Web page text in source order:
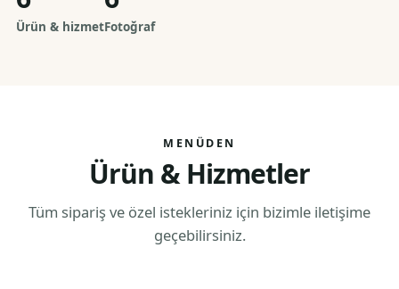
Ürün & hizmetFotoğraf
MENÜDEN
Ürün & Hizmetler
Tüm sipariş ve özel istekleriniz için bizimle iletişime
geçebilirsiniz.